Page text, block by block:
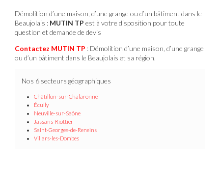
Démolition d’une maison, d’une grange ou d’un bâtiment dans le
Beaujolais : MUTIN TP est à votre disposition pour toute
question et demande de devis
Contactez MUTIN TP : Démolition d’une maison, d’une grange
ou d’un bâtiment dans le Beaujolais et sa région.
Nos 6 secteurs géographiques
Châtillon-sur-Chalaronne
Écully
Neuville-sur-Saône
Jassans-Riottier
Saint-Georges-de-Reneins
Villars-les-Dombes